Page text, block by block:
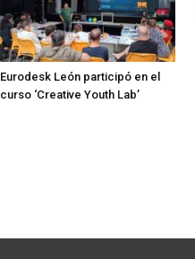
Eurodesk León participó en el
curso ‘Creative Youth Lab’